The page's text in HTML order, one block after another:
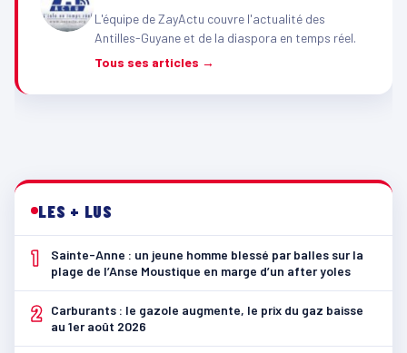
L'équipe de ZayActu couvre l'actualité des
Antilles-Guyane et de la diaspora en temps réel.
Tous ses articles →
LES + LUS
1
Sainte-Anne : un jeune homme blessé par balles sur la
plage de l’Anse Moustique en marge d’un after yoles
2
Carburants : le gazole augmente, le prix du gaz baisse
au 1er août 2026